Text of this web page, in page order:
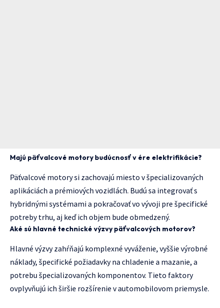
Majú päťvalcové motory budúcnosť v ére elektrifikácie?
Päťvalcové motory si zachovajú miesto v špecializovaných
aplikáciách a prémiových vozidlách. Budú sa integrovať s
hybridnými systémami a pokračovať vo vývoji pre špecifické
potreby trhu, aj keď ich objem bude obmedzený.
Aké sú hlavné technické výzvy päťvalcových motorov?
Hlavné výzvy zahŕňajú komplexné vyváženie, vyššie výrobné
náklady, špecifické požiadavky na chladenie a mazanie, a
potrebu špecializovaných komponentov. Tieto faktory
ovplyvňujú ich širšie rozšírenie v automobilovom priemysle.